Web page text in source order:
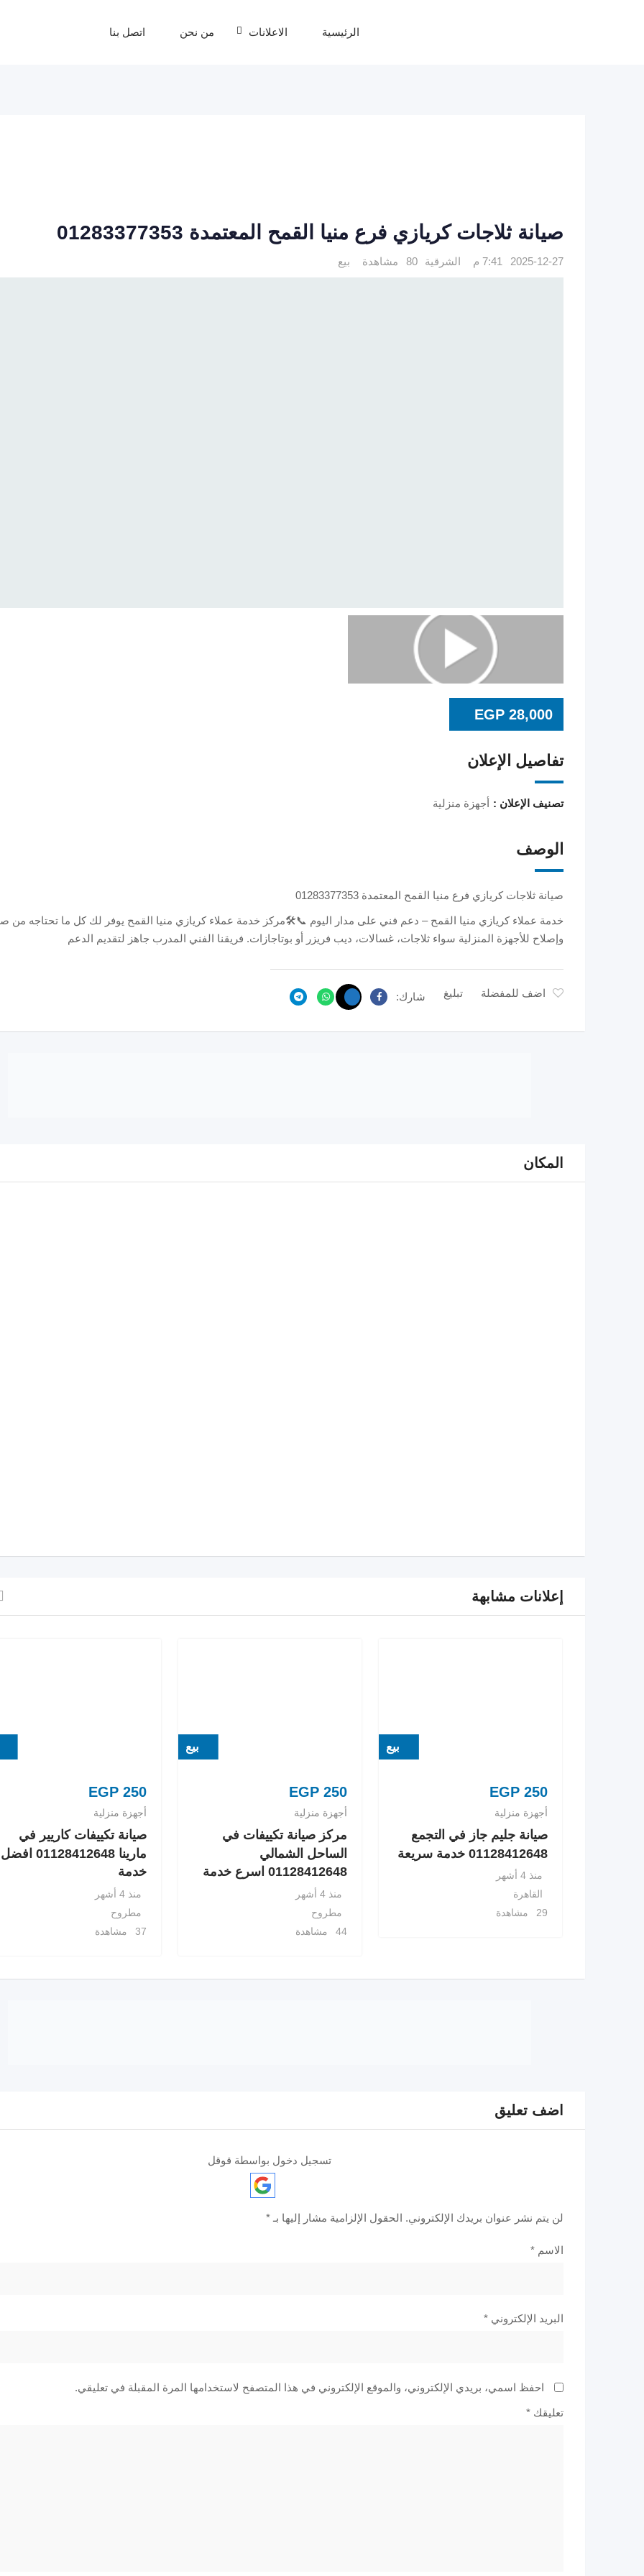
الرئيسية الاعلانات من نحن اتصل بنا
صيانة ثلاجات كريازي فرع منيا القمح المعتمدة 01283377353
2025-12-27 7:41 م الشرقية 80 مشاهدة بيع
EGP 28,000
تفاصيل الإعلان
تصنيف الإعلان : أجهزة منزلية
الوصف
صيانة ثلاجات كريازي فرع منيا القمح المعتمدة 01283377353
خدمة عملاء كريازي منيا القمح – دعم فني على مدار اليوم 📞🛠️مركز خدمة عملاء كريازي منيا القمح يوفر لك كل ما تحتاجه من
وإصلاح للأجهزة المنزلية سواء ثلاجات، غسالات، ديب فريزر أو بوتاجازات. فريقنا الفني المدرب جاهز لتقديم الدعم
اضف للمفضلة تبليغ شارك:
المكان
إعلانات مشابهة
بيع
EGP 250
أجهزة منزلية
صيانة جليم جاز في التجمع
01128412648 خدمة سريعة
منذ 4 أشهر
القاهرة
29 مشاهدة
بيع
EGP250
أجهزة منزلية
مركز صيانة تكييفات في
الساحل الشمالي
01128412648 اسرع خدمة
منذ 4 أشهر
مطروح
44 مشاهدة
EGP250
أجهزة منزلية
صيانة تكييفات كاريير في
مارينا 01128412648 افضل
خدمة
منذ 4 أشهر
مطروح
37 مشاهدة
اضف تعليق
تسجيل دخول بواسطة قوقل
لن يتم نشر عنوان بريدك الإلكتروني. الحقول الإلزامية مشار إليها بـ *
الاسم *
البريد الإلكتروني *
احفظ اسمي، بريدي الإلكتروني، والموقع الإلكتروني في هذا المتصفح لاستخدامها المرة المقبلة في تعليقي.
تعليقك *